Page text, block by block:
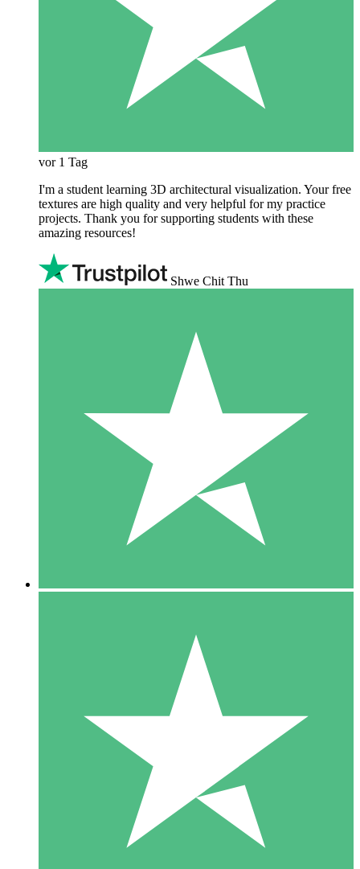
vor 1 Tag
I'm a student learning 3D architectural visualization. Your free
textures are high quality and very helpful for my practice
projects. Thank you for supporting students with these
amazing resources!
Shwe Chit Thu